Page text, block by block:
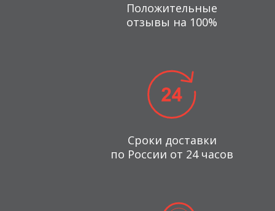
Положительные
отзывы на 100%
Сроки доставки
по России от 24 часов